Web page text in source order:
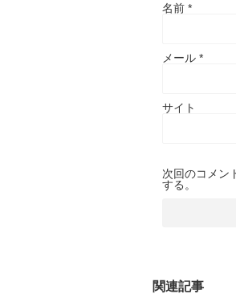
名前 *
メール *
サイト
次回のコメン
する。
関連記事